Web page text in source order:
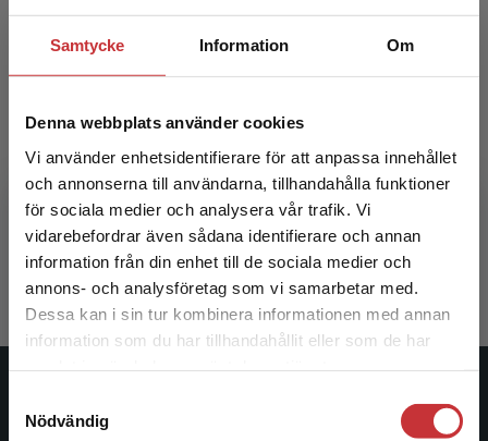
Samtycke Information Om
Denna webbplats använder cookies
Vi använder enhetsidentifierare för att anpassa innehållet
och annonserna till användarna, tillhandahålla funktioner
för sociala medier och analysera vår trafik. Vi
vidarebefordrar även sådana identifierare och annan
information från din enhet till de sociala medier och
annons- och analysföretag som vi samarbetar med.
Dessa kan i sin tur kombinera informationen med annan
information som du har tillhandahållit eller som de har
Nödvändig
Begränsad fraktregion
Det verkar som att du besöker
studentlitteratur.se via en enhet utanför Sverige.
Vi erbjuder inte leveranser utanför Sverige. För
att kunna slutföra ett köp måste
Särskild begåvning i praktik och forskning
Sims, Caroline m.fl. (red.)
338 kr inkl. moms
Exkl. moms: 319 kr